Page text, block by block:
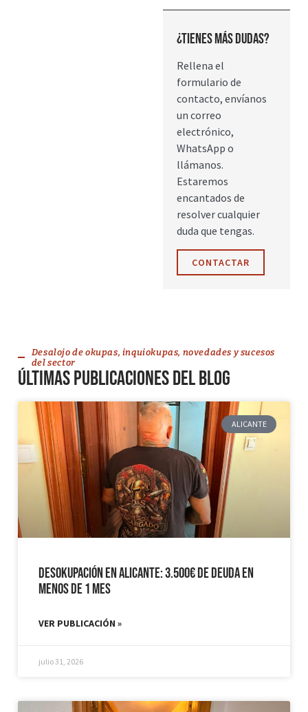
¿Tienes más dudas?
Rellena el
formulario de
contacto, envíanos
un correo
electrónico,
WhatsApp o
llámanos.
Estaremos
encantados de
resolver cualquier
duda que tengas.
CONTACTAR
Desalojo de okupas, inquiokupas, novedades y sucesos
del sector
Últimas publicaciones del blog
ALICANTE
Desokupación en Alicante: 3.500€ de Deuda en
Menos de 1 mes
VER PUBLICACIÓN »
julio 31, 2026